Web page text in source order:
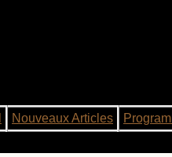
Nouveaux Articles